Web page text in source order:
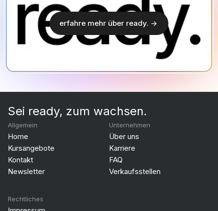
erfahre mehr über ready. ->
Sei ready, zum wachsen.
Allgemein
Home
Kursangebote
Kontakt
Newsletter
Unternehmen
Über uns
Karriere
FAQ
Verkaufsstellen
Rechtliches